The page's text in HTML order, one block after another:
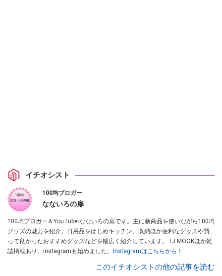
イチオシスト
100均ブロガー
なないろの扉
100均ブロガー＆YouTuberなないろの扉です。主に新商品を使いながら100均
グッズの魅力を紹介。日用品をはじめキッチン、収納ほか便利なグッズや買
って良かったおすすめグッズなどを幅広く紹介しています。TJ MOOKほか雑
誌掲載あり。instagramも始めました。
Instagramはこちらから！
このイチオシストの他の記事を読む